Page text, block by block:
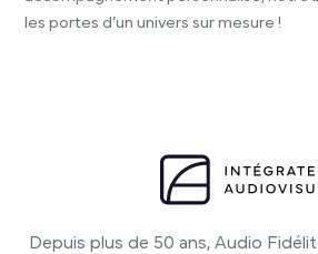
les portes d’un univers sur mesure !
Depuis plus de 50 ans, Audio